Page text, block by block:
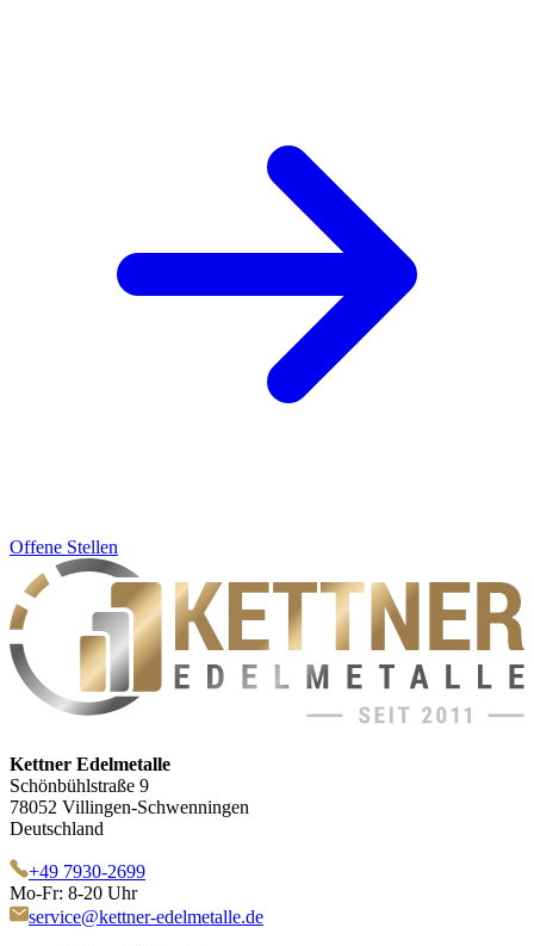
Offene Stellen
Kettner Edelmetalle
Schönbühlstraße 9
78052 Villingen-Schwenningen
Deutschland
+49 7930-2699
Mo-Fr: 8-20 Uhr
service@kettner-edelmetalle.de